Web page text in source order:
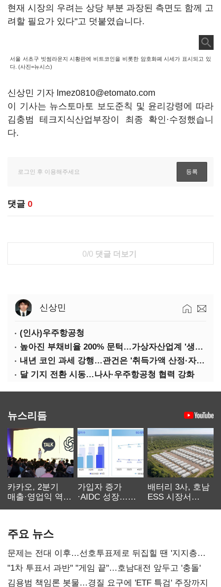
현재 시장의 우려는 상당 부분 과장된 측면도 함께 고
려할 필요가 있다"고 덧붙였습니다.
서울 서초구 빗썸라운지 시황판에 비트코인을 비롯한 암호화폐 시세가 표시되고 있
다. (사진=뉴시스)
신상민 기자 lmez0810@etomato.com
이 기사는 뉴스토마토 보도준칙 및 윤리강령에 따라
김충범 테크지식산업부장이 최종 확인·수정했습니
다.
댓글 0
0/0 댓글 더보기
신상민
(인사)우주항공청
높아진 부채비율 200% 문턱…가상자산업계 '생존 시험대'
내년 코인 과세 강행…관건은 '취득가액 산정·자산 이동'
달 기지 전환 시동…나사·우주항공청 협력 강화
뉴스리듬
카카오, 2분기
매출·영업익 역대
가입자 증가
·AIDC 성장…
배터리 3사, 호남
ESS 시장서
주요 뉴스
문제는 전대 이후…선호투표제로 뒤집힐 땐 '지지층
불복'
"1차 투표서 과반" "게임 끝"…호남대전 앞두고 '충돌'
김용범 책임론 봇물…경질 요구에 'ETF 특검' 주장까지